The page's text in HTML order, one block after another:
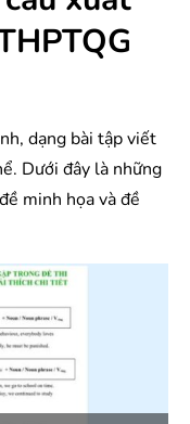
dạng bài tập viết
Dưới đây là những
minh họa và đề